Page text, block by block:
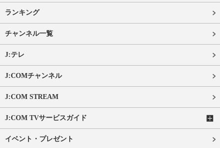
ランキング
チャンネル一覧
J:テレ
J:COMチャンネル
J:COM STREAM
J:COM TVサービスガイド
イベント・プレゼント